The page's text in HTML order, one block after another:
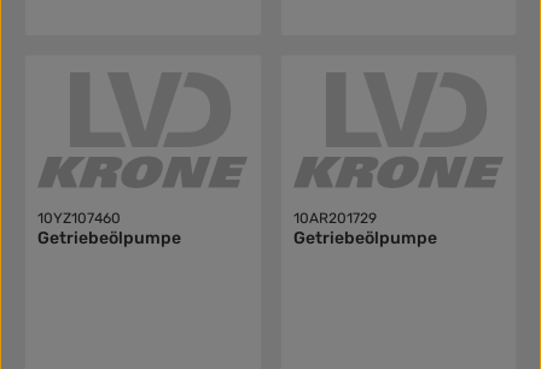
10YZ107460
Getriebeölpumpe
10AR201729
Getriebeölpumpe